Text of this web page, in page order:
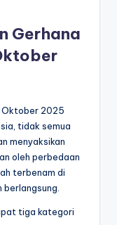
Gerhana
Oktober 2025
tidak semua
menyaksikan
oleh perbedaan
terbenam di
tiga kategori